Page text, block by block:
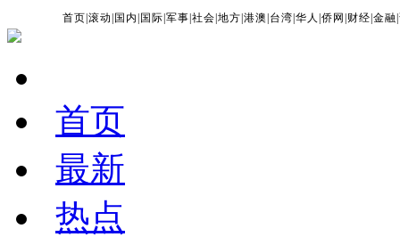
首页 |滚动 国内 国际 |军事 |社会 |地方 |港澳 台湾 |华人 |侨网 财经 |金融 |
首页
最新
热点